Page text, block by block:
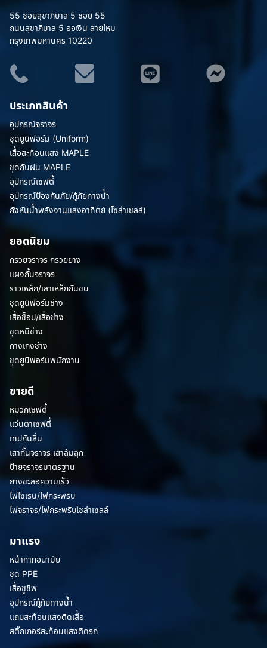
55 ซอยสุขาภิบาล 5 ซอย 55
ถนนสุขาภิบาล 5 ออเงิน สายไหม
กรุงเทพมหานคร 10220
ประเภทสินค้า
อุปกรณ์จราจร
ชุดยูนิฟอร์ม (Uniform)
เสื้อสะท้อนแสง MAPLE
ชุดกันฝน MAPLE
อุปกรณ์เซฟตี้
อุปกรณ์ป้องกันภัย/กู้ภัยทางน้ำ
กังหันน้ำพลังงานแสงอาทิตย์ (โซล่าเซลล์)
ยอดนิยม
กรวยจราจร กรวยยาง
แผงกั้นจราจร
ราวเหล็ก/เสาเหล็กกันชน
ชุดยูนิฟอร์มช่าง
เสื้อช็อป/เสื้อช่าง
ชุดหมีช่าง
กางเกงช่าง
ชุดยูนิฟอร์มพนักงาน
ขายดี
หมวกเซฟตี้
แว่นตาเซฟตี้
เทปกันลื่น
เสากั้นจราจร เสาล้มลุก
ป้ายจราจรมาตรฐาน
ยางชะลอความเร็ว
ไฟไซเรน/ไฟกระพริบ
ไฟจราจร/ไฟกระพริบโซล่าเซลล์
มาแรง
หน้ากากอนามัย
ชุด PPE
เสื้อชูชีพ
อุปกรณ์กู้ภัยทางน้ำ
แถบสะท้อนแสงติดเสื้อ
สติ๊กเกอร์สะท้อนแสงติดรถ